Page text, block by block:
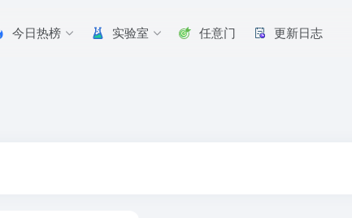
今日热榜 实验室 任意门 更新日志